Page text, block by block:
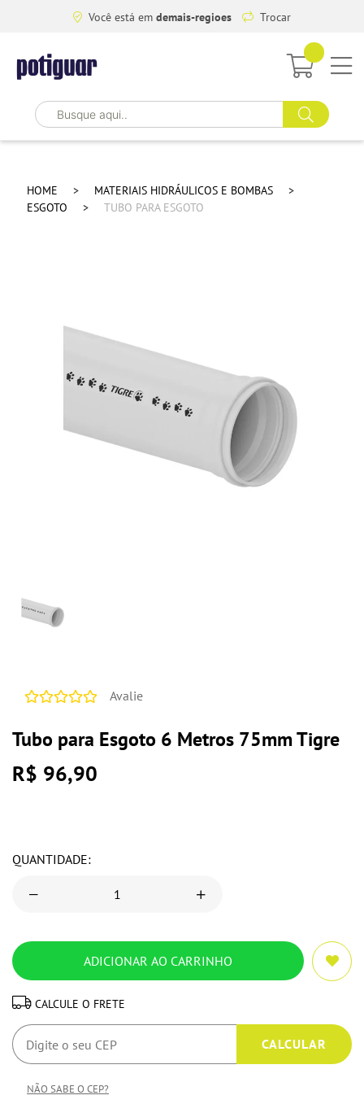
Você está em demais-regioes Trocar
HOME
MATERIAIS HIDRÁULICOS E BOMBAS
ESGOTO
TUBO PARA ESGOTO
Avalie
Tubo para Esgoto 6 Metros 75mm Tigre
R$ 96,90
QUANTIDADE:
CALCULE O FRETE
NÃO SABE O CEP?